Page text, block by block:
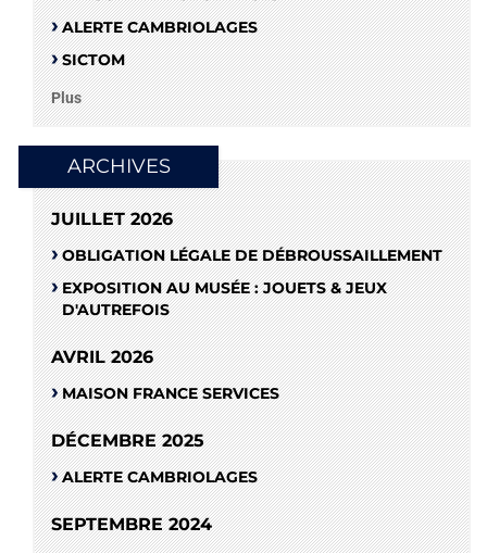
ALERTE CAMBRIOLAGES
SICTOM
Plus
ARCHIVES
JUILLET 2026
OBLIGATION LÉGALE DE DÉBROUSSAILLEMENT
EXPOSITION AU MUSÉE : JOUETS & JEUX
D'AUTREFOIS
AVRIL 2026
MAISON FRANCE SERVICES
DÉCEMBRE 2025
ALERTE CAMBRIOLAGES
SEPTEMBRE 2024